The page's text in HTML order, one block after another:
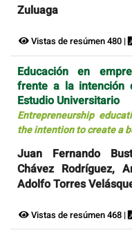
Zuluaga
Vistas de resúmen 480 |
Educación en
frente a la intención
Estudio Universitario
Entrepreneurship
the intention to create a
Juan Fernando
Chávez Rodríguez,
Adolfo Torres
Vistas de resúmen 468 |